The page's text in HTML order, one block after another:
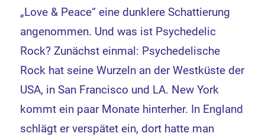
„Love & Peace“ eine dunklere Schattierung
angenommen. Und was ist Psychedelic
Rock? Zunächst einmal: Psychedelische
Rock hat seine Wurzeln an der Westküste der
USA, in San Francisco und LA. New York
kommt ein paar Monate hinterher. In England
schlägt er verspätet ein, dort hatte man